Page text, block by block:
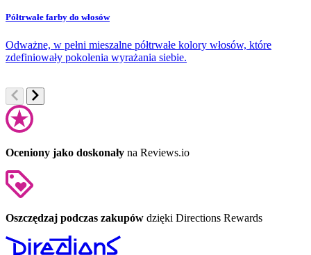
Półtrwałe farby do włosów
Odważne, w pełni mieszalne półtrwałe kolory włosów, które
zdefiniowały pokolenia wyrażania siebie.
Oceniony jako doskonały na Reviews.io
Oszczędzaj podczas zakupów dzięki Directions Rewards